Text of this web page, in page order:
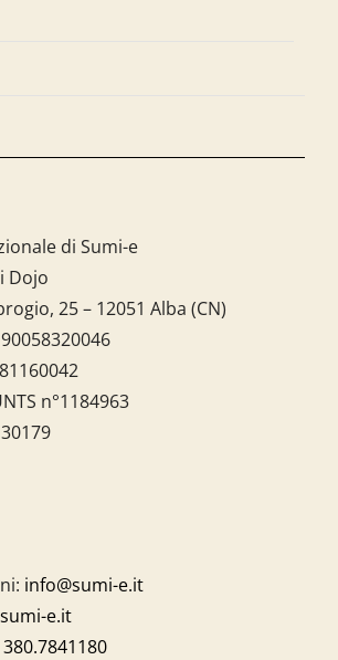
di Sumi-e
Dojo
25 – 12051 Alba (CN)
90058320046
n°1184963
info@sumi-e.it
e.it
380.7841180